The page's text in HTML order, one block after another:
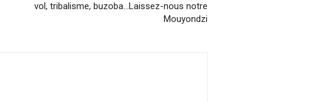
vol, tribalisme, buzoba…Laissez-nous notre
Mouyondzi